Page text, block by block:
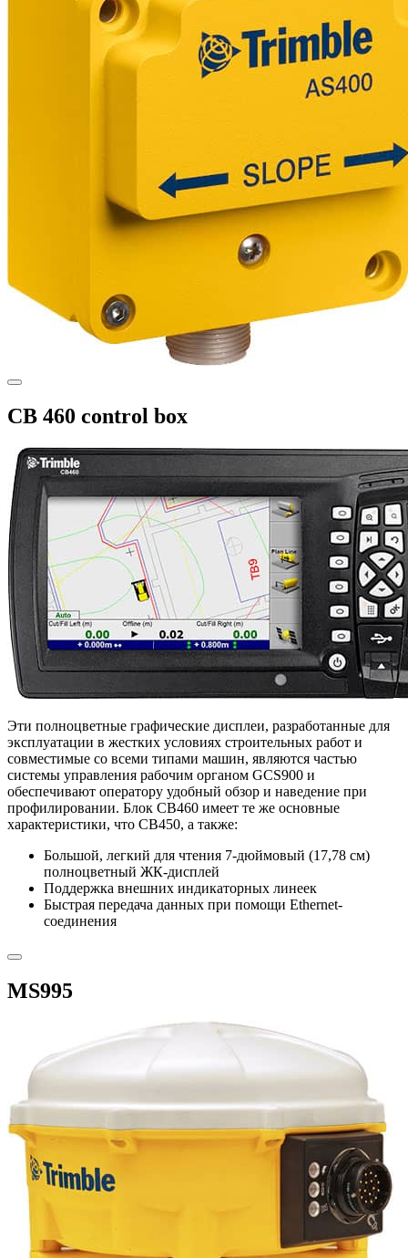
CB 460 control box
Эти полноцветные графические дисплеи, разработанные для
эксплуатации в жестких условиях строительных работ и
совместимые со всеми типами машин, являются частью
системы управления рабочим органом GCS900 и
обеспечивают оператору удобный обзор и наведение при
профилировании. Блок CB460 имеет те же основные
характеристики, что CB450, а также:
Большой, легкий для чтения 7-дюймовый (17,78 см)
полноцветный ЖК-дисплей
Поддержка внешних индикаторных линеек
Быстрая передача данных при помощи Ethernet-
соединения
MS995